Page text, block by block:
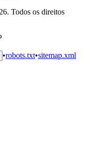
Todos os direitos
•robots.txt•sitemap.xml